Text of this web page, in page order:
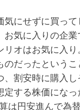
にせずに買っ
お気に入りの企
オはお気に入
だったというこ
割安時に購入し
する株価にな
は円安進んで